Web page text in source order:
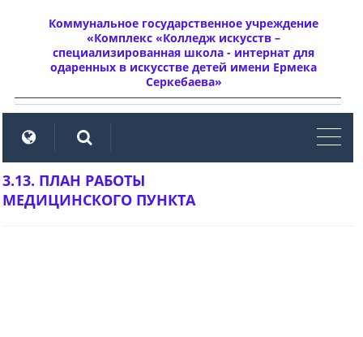
Коммунальное государственное учреждение
«Комплекс «Колледж искусств –
специализированная школа - интернат для
одаренных в искусстве детей имени Ермека
Серкебаева»
3.13. ПЛАН РАБОТЫ
МЕДИЦИНСКОГО ПУНКТА